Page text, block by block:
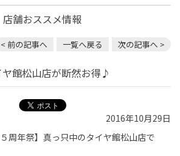
店舗おススメ情報
< 前の記事へ 一覧へ戻る 次の記事へ >
館松山店が断然お得♪
2016年10月29日
周年祭】真っ只中のタイヤ館松山店で